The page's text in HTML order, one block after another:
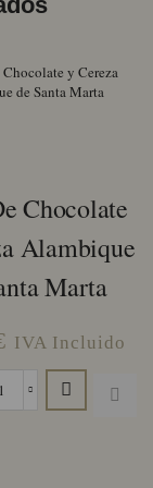
Chocolate
Alambique
Marta
IVA Incluido
Licor